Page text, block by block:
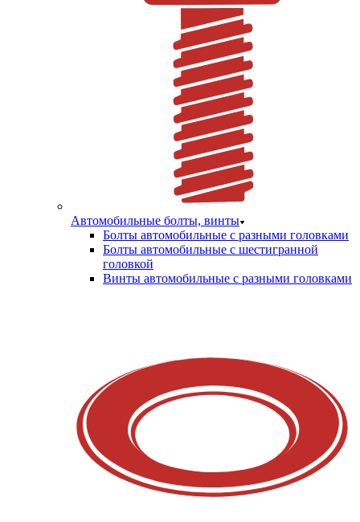
Автомобильные болты, винты
Болты автомобильные с разными головками
Болты автомобильные с шестигранной
головкой
Винты автомобильные с разными головками